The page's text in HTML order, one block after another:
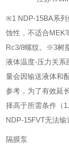
※1 NDP-15BA系
蚀性，不适合MEK
Rc3/8螺纹。
※3树
液体温度-压力关系
量会因输送液体和
参考，为了有效延
择高于所需条件（
NDP-15FVT无法输
隔膜泵